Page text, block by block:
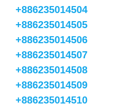
+886235014504
+886235014505
+886235014506
+886235014507
+886235014508
+886235014509
+886235014510